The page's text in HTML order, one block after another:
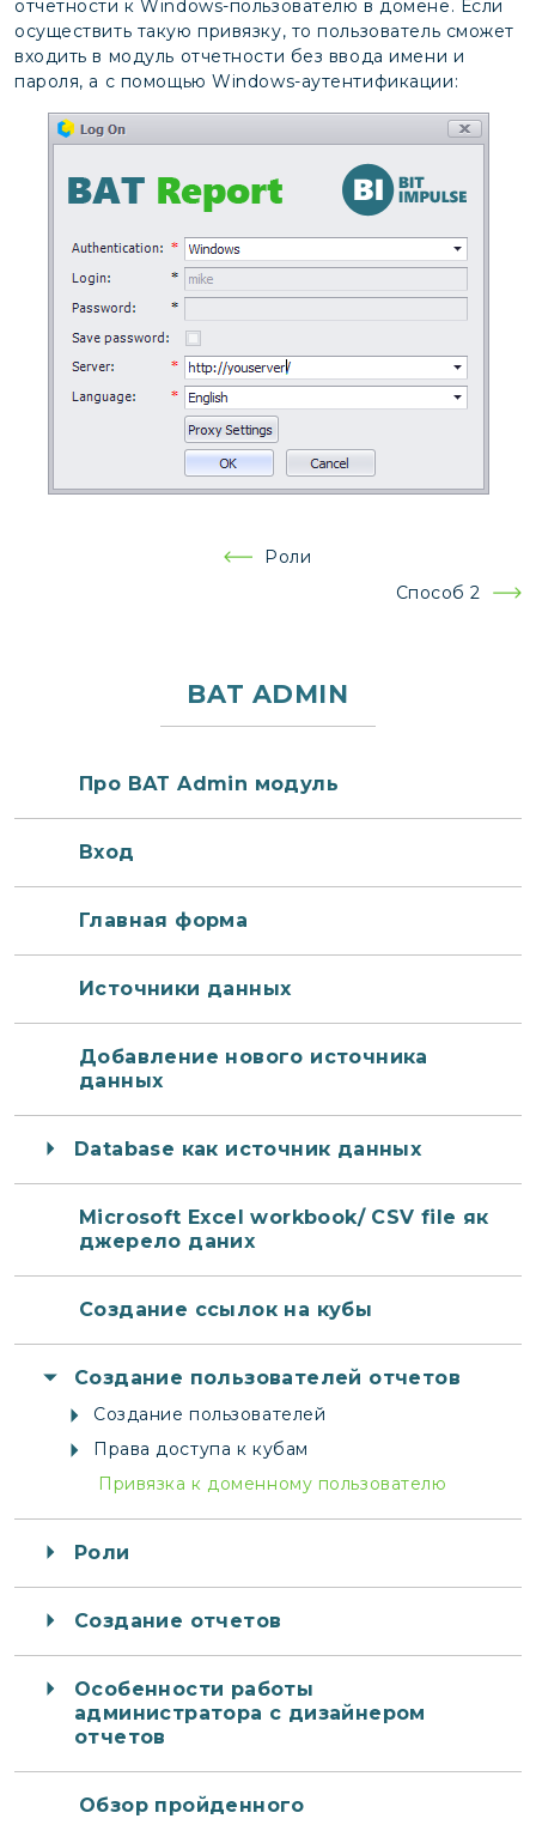
отчетности к Windows-пользователю в домене. Если
осуществить такую привязку, то пользователь сможет
входить в модуль отчетности без ввода имени и
пароля, а с помощью Windows-аутентификации:
Роли
Способ 2
BAT ADMIN
Про ВАТ Admin модуль
Вход
Главная форма
Источники данных
Добавление нового источника
данных
Database как источник данных
Microsoft Excel workbook/ CSV file як
джерело даних
Создание ссылок на кубы
Создание пользователей отчетов
Создание пользователей
Права доступа к кубам
Привязка к доменному пользователю
Роли
Создание отчетов
Особенности работы
администратора с дизайнером
отчетов
Обзор пройденного